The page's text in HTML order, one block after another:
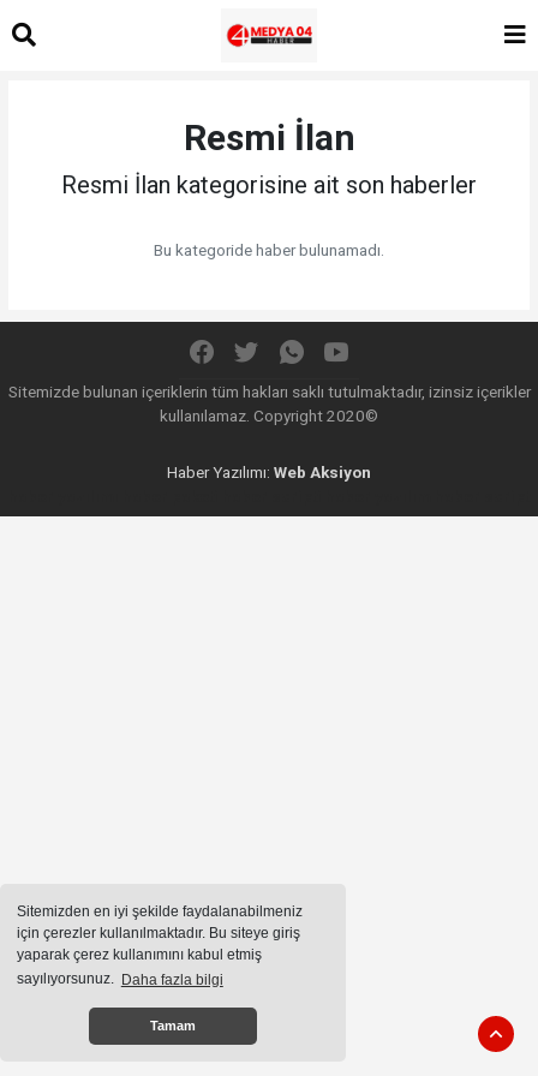
Sitemizden en iyi şekilde faydalanabilmeniz
için çerezler kullanılmaktadır. Bu siteye giriş
yaparak çerez kullanımını kabul etmiş
sayılıyorsunuz. Daha fazla bilgi
Tamam
Resmi İlan
Resmi İlan kategorisine ait son haberler
Bu kategoride haber bulunamadı.
Sitemizde bulunan içeriklerin tüm hakları saklı tutulmaktadır, izinsiz içerikler
kullanılamaz. Copyright 2020©
Haber Yazılımı: Web Aksiyon